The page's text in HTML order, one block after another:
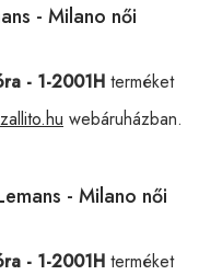
- Milano női
- 1-2001H terméket
webáruházban.
- Milano női
- 1-2001H terméket